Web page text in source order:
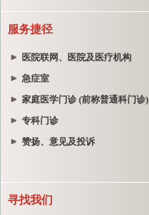
服务捷径
医院联网、医院及医疗机构
急症室
家庭医学门诊 (前称普通科门诊)
专科门诊
赞扬、意见及投诉
寻找我们